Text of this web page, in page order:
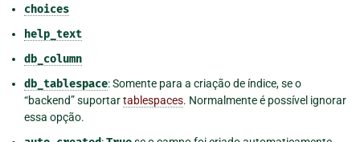
choices
help_text
db_column
db_tablespace: Somente para a criação de índice, se o
“backend” suportartablespaces. Normalmente é possível ignorar
essa opção.